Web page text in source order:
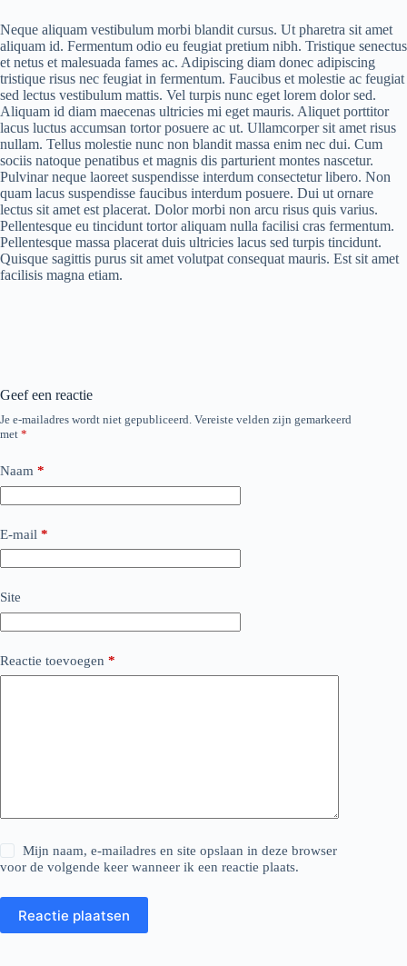
Neque aliquam vestibulum morbi blandit cursus. Ut pharetra sit amet
aliquam id. Fermentum odio eu feugiat pretium nibh. Tristique senectus
et netus et malesuada fames ac. Adipiscing diam donec adipiscing
tristique risus nec feugiat in fermentum. Faucibus et molestie ac feugiat
sed lectus vestibulum mattis. Vel turpis nunc eget lorem dolor sed.
Aliquam id diam maecenas ultricies mi eget mauris. Aliquet porttitor
lacus luctus accumsan tortor posuere ac ut. Ullamcorper sit amet risus
nullam. Tellus molestie nunc non blandit massa enim nec dui. Cum
sociis natoque penatibus et magnis dis parturient montes nascetur.
Pulvinar neque laoreet suspendisse interdum consectetur libero. Non
quam lacus suspendisse faucibus interdum posuere. Dui ut ornare
lectus sit amet est placerat. Dolor morbi non arcu risus quis varius.
Pellentesque eu tincidunt tortor aliquam nulla facilisi cras fermentum.
Pellentesque massa placerat duis ultricies lacus sed turpis tincidunt.
Quisque sagittis purus sit amet volutpat consequat mauris. Est sit amet
facilisis magna etiam.
Geef een reactie
Je e-mailadres wordt niet gepubliceerd. Vereiste velden zijn gemarkeerd
met *
Naam *
E-mail *
Site
Reactie toevoegen *
Mijn naam, e-mailadres en site opslaan in deze browser
voor de volgende keer wanneer ik een reactie plaats.
Reactie plaatsen